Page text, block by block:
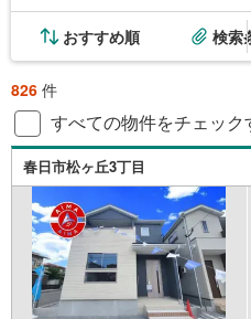
おすすめ順 検索
826 件
すべての物件をチェック
春日市松ヶ丘3丁目